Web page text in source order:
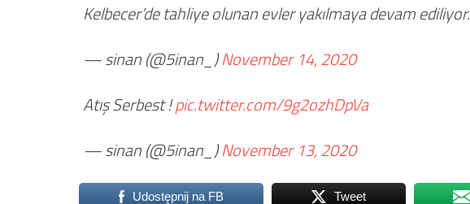
Kelbecer’de tahliye olunan evler yakılmaya devam ediliyor.
— sinan (@5inan_)November 14, 2020
Atış Serbest !pic.twitter.com/9g2ozhDpVa
— sinan (@5inan_)November 13, 2020
Udostępnij na FB Tweet